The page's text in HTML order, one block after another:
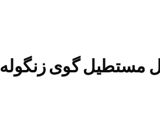
گوی زنگوله